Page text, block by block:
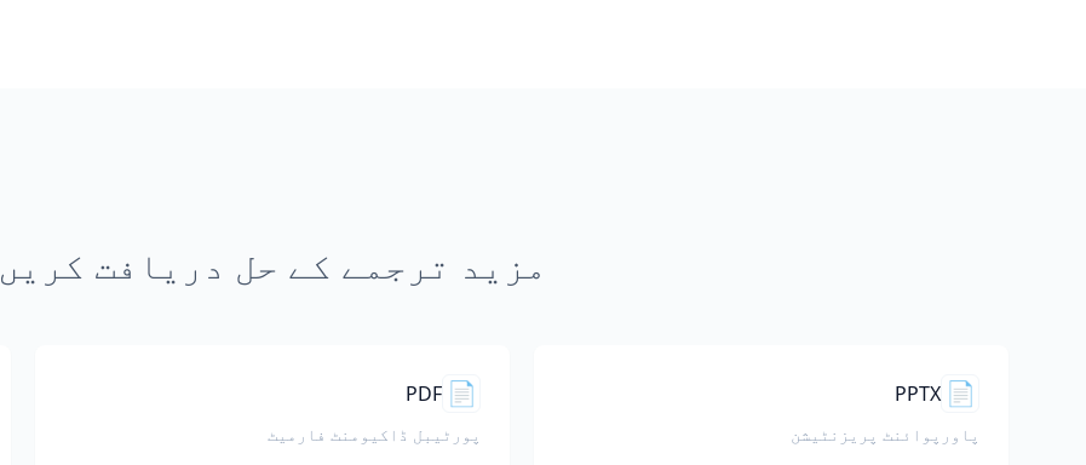
مزید ترجمے کے حل دریافت کریں
📄
PPTX
پاورپوائنٹ پریزنٹیشن
📄
PDF
پورٹیبل ڈاکیومنٹ فارمیٹ